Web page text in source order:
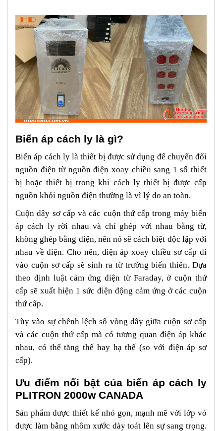
Biến áp cách ly là gì?
Biến áp cách ly là thiết bị được sử dụng để chuyển đổi
nguồn điện từ nguồn điện xoay chiều sang 1 số thiết
bị hoặc thiết bị trong khi cách ly thiết bị được cấp
nguồn khỏi nguồn điện thường là vì lý do an toàn.
Cuộn dây sơ cấp và các cuộn thứ cấp trong máy biến
áp cách ly rời nhau và chỉ ghép với nhau bằng từ,
không ghép bằng điện, nên nó sẽ cách biệt độc lập với
nhau về điện. Cho nên, điện áp xoay chiều sơ cấp đi
vào cuộn sơ cấp sẽ sinh ra từ trường biến thiên. Dựa
theo định luật cảm ứng điện từ Faraday, ở cuộn thứ
cấp sẽ xuất hiện 1 sức điện động cảm ứng ở các cuộn
thứ cấp.
Tùy vào sự chênh lệch số vòng dây giữa cuộn sơ cấp
và các cuộn thứ cấp mà có tương quan điện áp khác
nhau, có thể tăng thế hay hạ thế (so với điện áp sơ
cấp).
Ưu điểm nổi bật của biến áp cách ly
PLITRON 2000w CANADA
Sản phẩm được thiết kế nhỏ gọn, mạnh mẽ với lớp vỏ
được làm bằng nhôm xước dày toát lên sự sang trọng.